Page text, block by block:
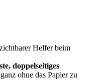
Helfer beim
doppelseitiges
ohne das Papier zu